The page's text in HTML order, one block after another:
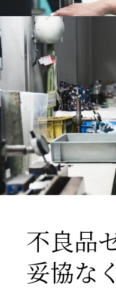
不良品
妥協な